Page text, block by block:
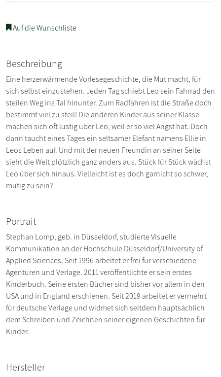
Auf die Wunschliste
Beschreibung
Eine herzerwärmende Vorlesegeschichte, die Mut macht, für
sich selbst einzustehen. Jeden Tag schiebt Leo sein Fahrrad den
steilen Weg ins Tal hinunter. Zum Radfahren ist die Straße doch
bestimmt viel zu steil! Die anderen Kinder aus seiner Klasse
machen sich oft lustig über Leo, weil er so viel Angst hat. Doch
dann taucht eines Tages ein seltsamer Elefant namens Ellie in
Leos Leben auf. Und mit der neuen Freundin an seiner Seite
sieht die Welt plötzlich ganz anders aus. Stück für Stück wächst
Leo über sich hinaus. Vielleicht ist es doch garnicht so schwer,
mutig zu sein?
Portrait
Stephan Lomp, geb. in Düsseldorf, studierte Visuelle
Kommunikation an der Hochschule Düsseldorf/University of
Applied Sciences. Seit 1996 arbeitet er frei für verschiedene
Agenturen und Verlage. 2011 veröffentlichte er sein erstes
Kinderbuch. Seine ersten Bücher sind bisher vor allem in den
USA und in England erschienen. Seit 2019 arbeitet er vermehrt
für deutsche Verlage und widmet sich seitdem hauptsächlich
dem Schreiben und Zeichnen seiner eigenen Geschichten für
Kinder.
Hersteller